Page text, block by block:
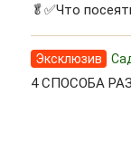
🥬✅Что
Эксклюзив
4 СПОСОБА